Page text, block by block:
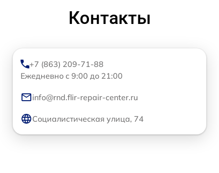
Контакты
+7 (863) 209-71-88
Ежедневно с 9:00 до 21:00
info@rnd.flir-repair-center.ru
Социалистическая улица, 74